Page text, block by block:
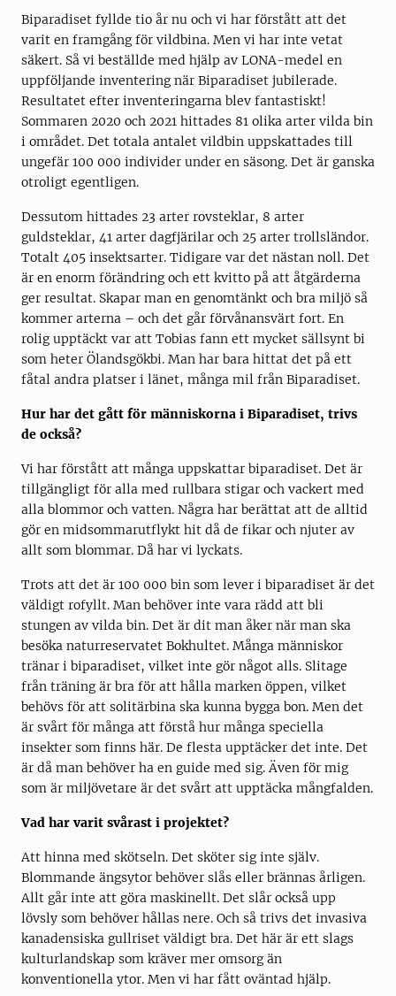
Biparadiset fyllde tio år nu och vi har förstått att det
varit en framgång för vildbina. Men vi har inte vetat
säkert. Så vi beställde med hjälp av LONA-medel en
uppföljande inventering när Biparadiset jubilerade.
Resultatet efter inventeringarna blev fantastiskt!
Sommaren 2020 och 2021 hittades 81 olika arter vilda bin
i området. Det totala antalet vildbin uppskattades till
ungefär 100 000 individer under en säsong. Det är ganska
otroligt egentligen.
Dessutom hittades 23 arter rovsteklar, 8 arter
guldsteklar, 41 arter dagfjärilar och 25 arter trollsländor.
Totalt 405 insektsarter. Tidigare var det nästan noll. Det
är en enorm förändring och ett kvitto på att åtgärderna
ger resultat. Skapar man en genomtänkt och bra miljö så
kommer arterna – och det går förvånansvärt fort. En
rolig upptäckt var att Tobias fann ett mycket sällsynt bi
som heter Ölandsgökbi. Man har bara hittat det på ett
fåtal andra platser i länet, många mil från Biparadiset.
Hur har det gått för människorna i Biparadiset, trivs
de också?
Vi har förstått att många uppskattar biparadiset. Det är
tillgängligt för alla med rullbara stigar och vackert med
alla blommor och vatten. Några har berättat att de alltid
gör en midsommarutflykt hit då de fikar och njuter av
allt som blommar. Då har vi lyckats.
Trots att det är 100 000 bin som lever i biparadiset är det
väldigt rofyllt. Man behöver inte vara rädd att bli
stungen av vilda bin. Det är dit man åker när man ska
besöka naturreservatet Bokhultet. Många människor
tränar i biparadiset, vilket inte gör något alls. Slitage
från träning är bra för att hålla marken öppen, vilket
behövs för att solitärbina ska kunna bygga bon. Men det
är svårt för många att förstå hur många speciella
insekter som finns här. De flesta upptäcker det inte. Det
är då man behöver ha en guide med sig. Även för mig
som är miljövetare är det svårt att upptäcka mångfalden.
Vad har varit svårast i projektet?
Att hinna med skötseln. Det sköter sig inte själv.
Blommande ängsytor behöver slås eller brännas årligen.
Allt går inte att göra maskinellt. Det slår också upp
lövsly som behöver hållas nere. Och så trivs det invasiva
kanadensiska gullriset väldigt bra. Det här är ett slags
kulturlandskap som kräver mer omsorg än
konventionella ytor. Men vi har fått oväntad hjälp.